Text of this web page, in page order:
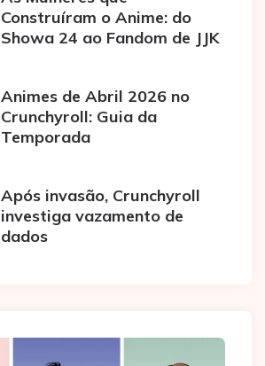
Construíram o Anime: do
Showa 24 ao Fandom de JJK
Animes de Abril 2026 no
Crunchyroll: Guia da
Temporada
Após invasão, Crunchyroll
investiga vazamento de
dados